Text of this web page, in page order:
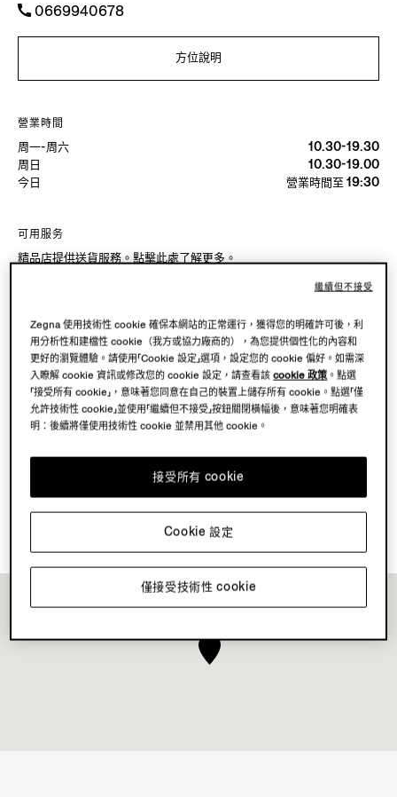
0669940678
方位說明
營業時間
周一-周六
10.30-19.30
周日
10.30-19.00
今日
營業時間至 19:30
可用服务
精品店提供送貨服務。點擊此處了解更多。
在精品店試穿
安排預約
探索 Su Misura
預約您的 Vellus Aureum 體驗
Zegna 使用技術性 cookie 確保本網站的正常運行，獲得您的明確許可後，利
用分析性和建檔性 cookie（我方或協力廠商的），為您提供個性化的內容和
更好的瀏覽體驗。請使用「Cookie 設定」選項，設定您的 cookie 偏好。如需深
入瞭解 cookie 資訊或修改您的 cookie 設定，請查看該cookie 政策 。點選
「接受所有 cookie」，意味著您同意在自己的裝置上儲存所有 cookie。點選「僅
允許技術性 cookie」並使用「繼續但不接受」按鈕關閉橫幅後，意味著您明確表
明：後續將僅使用技術性 cookie 並禁用其他 cookie。
僅接受技術性 cookie
接受所有 cookie
Cookie 設定
繼續但不接受